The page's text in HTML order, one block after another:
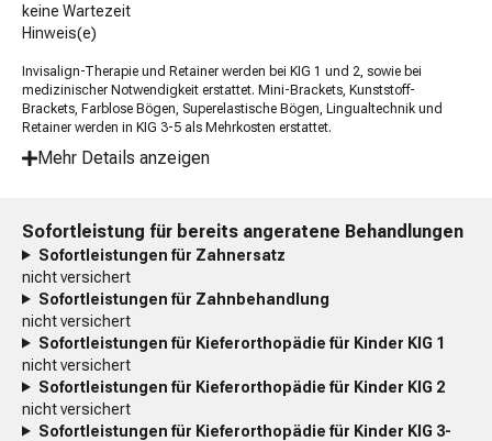
keine Wartezeit
Hinweis(e)
Invisalign-Therapie und Retainer werden bei KIG 1 und 2, sowie bei
medizinischer Notwendigkeit erstattet. Mini-Brackets, Kunststoff-
Brackets, Farblose Bögen, Superelastische Bögen, Lingualtechnik und
Retainer werden in KIG 3-5 als Mehrkosten erstattet.
Mehr Details anzeigen
Sofortleistung für bereits angeratene Behandlungen
Sofortleistungen für Zahnersatz
nicht versichert
Sofortleistungen für Zahnbehandlung
nicht versichert
Sofortleistungen für Kieferorthopädie für Kinder KIG 1
nicht versichert
Sofortleistungen für Kieferorthopädie für Kinder KIG 2
nicht versichert
Sofortleistungen für Kieferorthopädie für Kinder KIG 3-